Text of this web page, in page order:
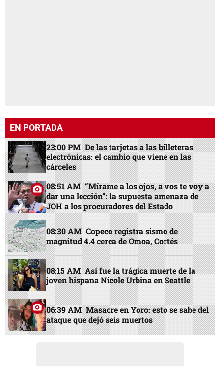
EN PORTADA
23:00 PM De las tarjetas a las billeteras
electrónicas: el cambio que viene en las
cárceles
08:51 AM “Mírame a los ojos, a vos te voy a
dar una lección”: la supuesta amenaza de
JOH a los procuradores del Estado
08:30 AM Copeco registra sismo de
magnitud 4.4 cerca de Omoa, Cortés
08:15 AM Así fue la trágica muerte de la
joven hispana Nicole Urbina en Seattle
06:39 AM Masacre en Yoro: esto se sabe del
ataque que dejó seis muertos